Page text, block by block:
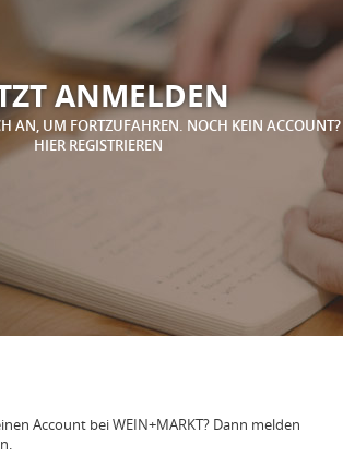
ANMELDEN
AN, UM FORTZUFAHREN. NOCH KEIN ACCOUNT?
HIER REGISTRIEREN
Account bei WEIN+MARKT? Dann melden